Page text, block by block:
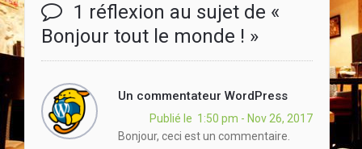
1 réflexion au sujet de «
Bonjour tout le monde ! »
Un commentateur WordPress
Publié le 1:50 pm - Nov 26, 2017
Bonjour, ceci est un commentaire.